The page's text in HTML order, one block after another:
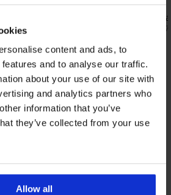
content and ads, to
and to analyse our traffic.
about your use of our site with
and analytics partners who
information that you’ve
they’ve collected from your use
Allow all
Сутиен
Цяло боди Zoe
продукта